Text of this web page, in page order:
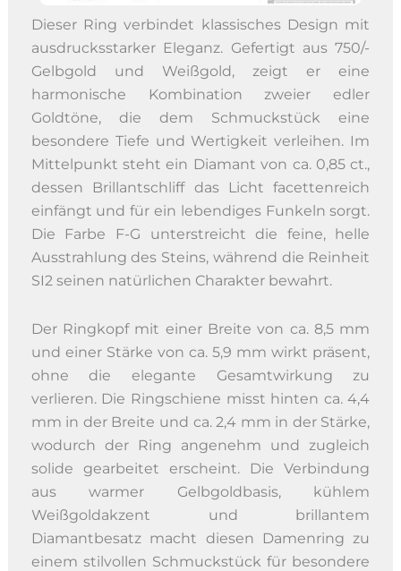
Dieser Ring verbindet klassisches Design mit
ausdrucksstarker Eleganz. Gefertigt aus 750/-
Gelbgold und Weißgold, zeigt er eine
harmonische Kombination zweier edler
Goldtöne, die dem Schmuckstück eine
besondere Tiefe und Wertigkeit verleihen. Im
Mittelpunkt steht ein Diamant von ca. 0,85 ct.,
dessen Brillantschliff das Licht facettenreich
einfängt und für ein lebendiges Funkeln sorgt.
Die Farbe F-G unterstreicht die feine, helle
Ausstrahlung des Steins, während die Reinheit
SI2 seinen natürlichen Charakter bewahrt.
Der Ringkopf mit einer Breite von ca. 8,5 mm
und einer Stärke von ca. 5,9 mm wirkt präsent,
ohne die elegante Gesamtwirkung zu
verlieren. Die Ringschiene misst hinten ca. 4,4
mm in der Breite und ca. 2,4 mm in der Stärke,
wodurch der Ring angenehm und zugleich
solide gearbeitet erscheint. Die Verbindung
aus warmer Gelbgoldbasis, kühlem
Weißgoldakzent und brillantem
Diamantbesatz macht diesen Damenring zu
einem stilvollen Schmuckstück für besondere